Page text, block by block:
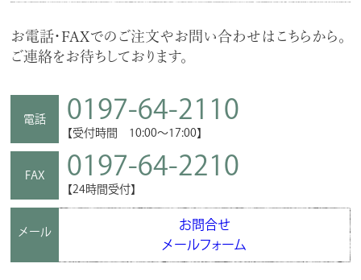
お電話・FAXでのご注文やお問い合わせはこちらから。
ご連絡をお待ちしております。
電話 0197-64-2110
【受付時間 10:00～17:00】
FAX 0197-64-2210
【24時間受付】
メール
お問合せ
メールフォーム